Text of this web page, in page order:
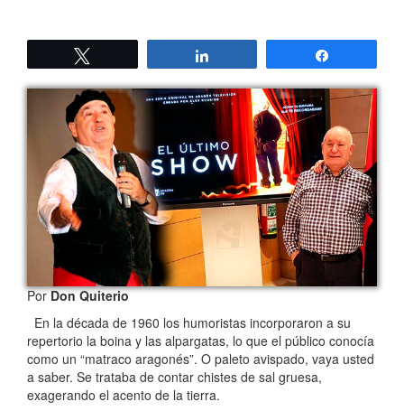
PorDon Quiterio
En la década de 1960 los humoristas incorporaron a su
repertorio la boina y las alpargatas, lo que el público conocía
como un “matraco aragonés”. O paleto avispado, vaya usted
a saber. Se trataba de contar chistes de sal gruesa,
exagerando el acento de la tierra.